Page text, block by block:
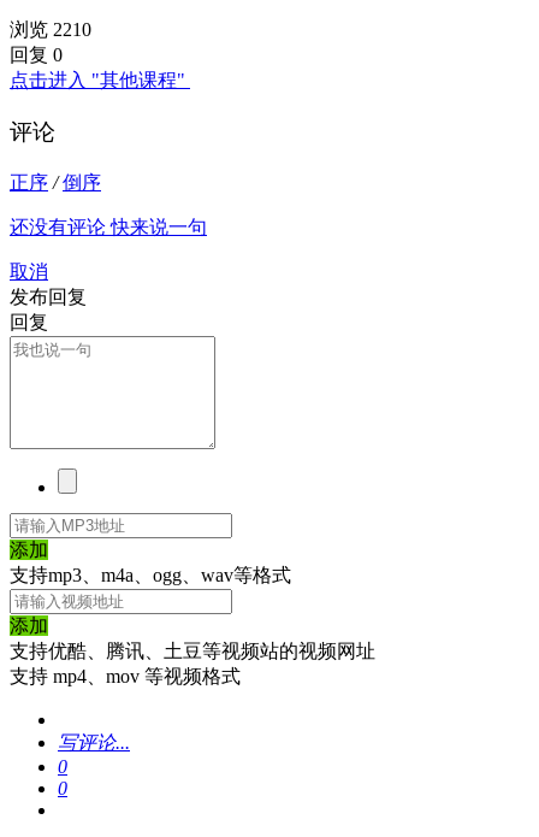
浏览 2210
回复 0
点击进入 "其他课程"
评论
正序 / 倒序
还没有评论 快来说一句
取消
发布回复
回复
添加
支持mp3、m4a、ogg、wav等格式
添加
支持优酷、腾讯、土豆等视频站的视频网址
支持 mp4、mov 等视频格式
写评论...
0
0